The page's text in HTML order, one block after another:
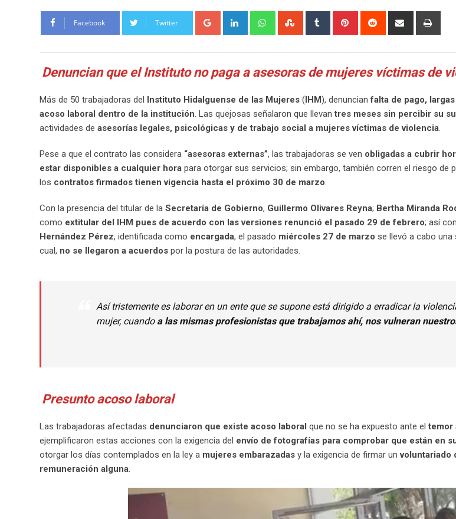
Facebook Twitter Google+ LinkedIn WhatsappStumbleUpon
Tumblr Pinterest Reddit
Share
Denuncian que el Instituto no paga a asesoras de mujeres víctimas de
Más de 50 trabajadoras del Instituto Hidalguense de las Mujeres ( IHM), denuncianfalta de pago,
acoso laboral dentro de la institución. Las quejosas señalaron que llevantres meses sin percibir su
actividades de asesorías legales, psicológicas y de trabajo social a mujeres víctimas de violencia.
Pese a que el contrato las considera “asesoras externas”, las trabajadoras se ven obligadas a cubrir
estar disponibles a cualquier hora para otorgar sus servicios; sin embargo, también corren el riesgo de
los contratos firmados tienen vigencia hasta el próximo 30 de marzo.
Con la presencia del titular de la Secretaría de Gobierno, Guillermo Olivares Reyna; Bertha Miranda
como extitular del IHM pues de acuerdo con las versiones renunció el pasado 29 de febrero; así
Hernández Pérez, identificada como encargada, el pasado miércoles 27 de marzo se llevó a cabo
cual, no se llegaron a acuerdos por la postura de las autoridades.
Así tristemente es laborar en un ente que se supone está dirigido a erradicar la
mujer, cuando a las mismas profesionistas que trabajamos ahí, nos vulneran
Presunto acoso laboral
Las trabajadoras afectadas denunciaron que existe acoso laboral que no se ha expuesto ante eltemor
ejemplificaron estas acciones con la exigencia del envío de fotografías para comprobar que están en
otorgar los días contemplados en la ley a mujeres embarazadas y la exigencia de firmar unvoluntariado
remuneración alguna.